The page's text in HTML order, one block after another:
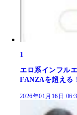
1
エロ系インフル
FANZAを超える
2026年01月16日